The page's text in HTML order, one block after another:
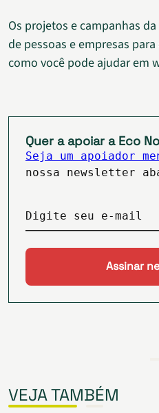
Os projetos e campanhas
de pessoas e empresas
como você pode ajudar em
Quer a apoiar a Eco
Seja um apoiador
nossa newsletter
Digite seu e-mail
VEJA TAMBÉM